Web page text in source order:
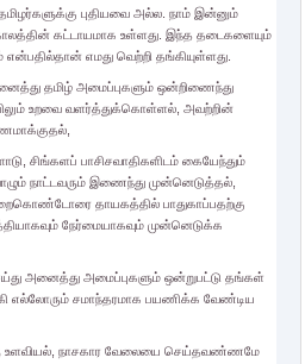
புதியவை அல்ல. நாம் இன்னும்
கட்டாயமாக உள்ளது. இந்த தடைகளையும்
எமது வெற்றி தங்கியுள்ளது.
தமிழ் அமைப்புகளும் ஒன்றிணைந்து
உறவை வளர்த்துக்கொள்ளல், அவற்றின்
சிங்களப் பாசிசவாதிகளிடம் கையேந்தும்
நாட்டவரும் இணைந்து முன்னெடுத்தல்,
தாயகத்தில் பாதுகாப்பதற்கு
நேர்மையாகவும் முன்னெடுக்க
அனைத்து அமைப்புகளும் ஒன்றுபட்டு தங்கள்
எல்லோரும் சமாந்தரமாக பயணிக்க வேண்டிய
உளவியல், நாசகார வேலையை செய்தவண்ணமே